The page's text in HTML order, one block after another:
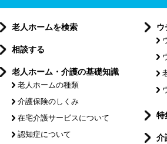
老人ホームを検索
相談する
老人ホーム・介護の基礎知識
老人ホームの種類
介護保険のしくみ
在宅介護サービスについて
認知症について
ウ
特
介